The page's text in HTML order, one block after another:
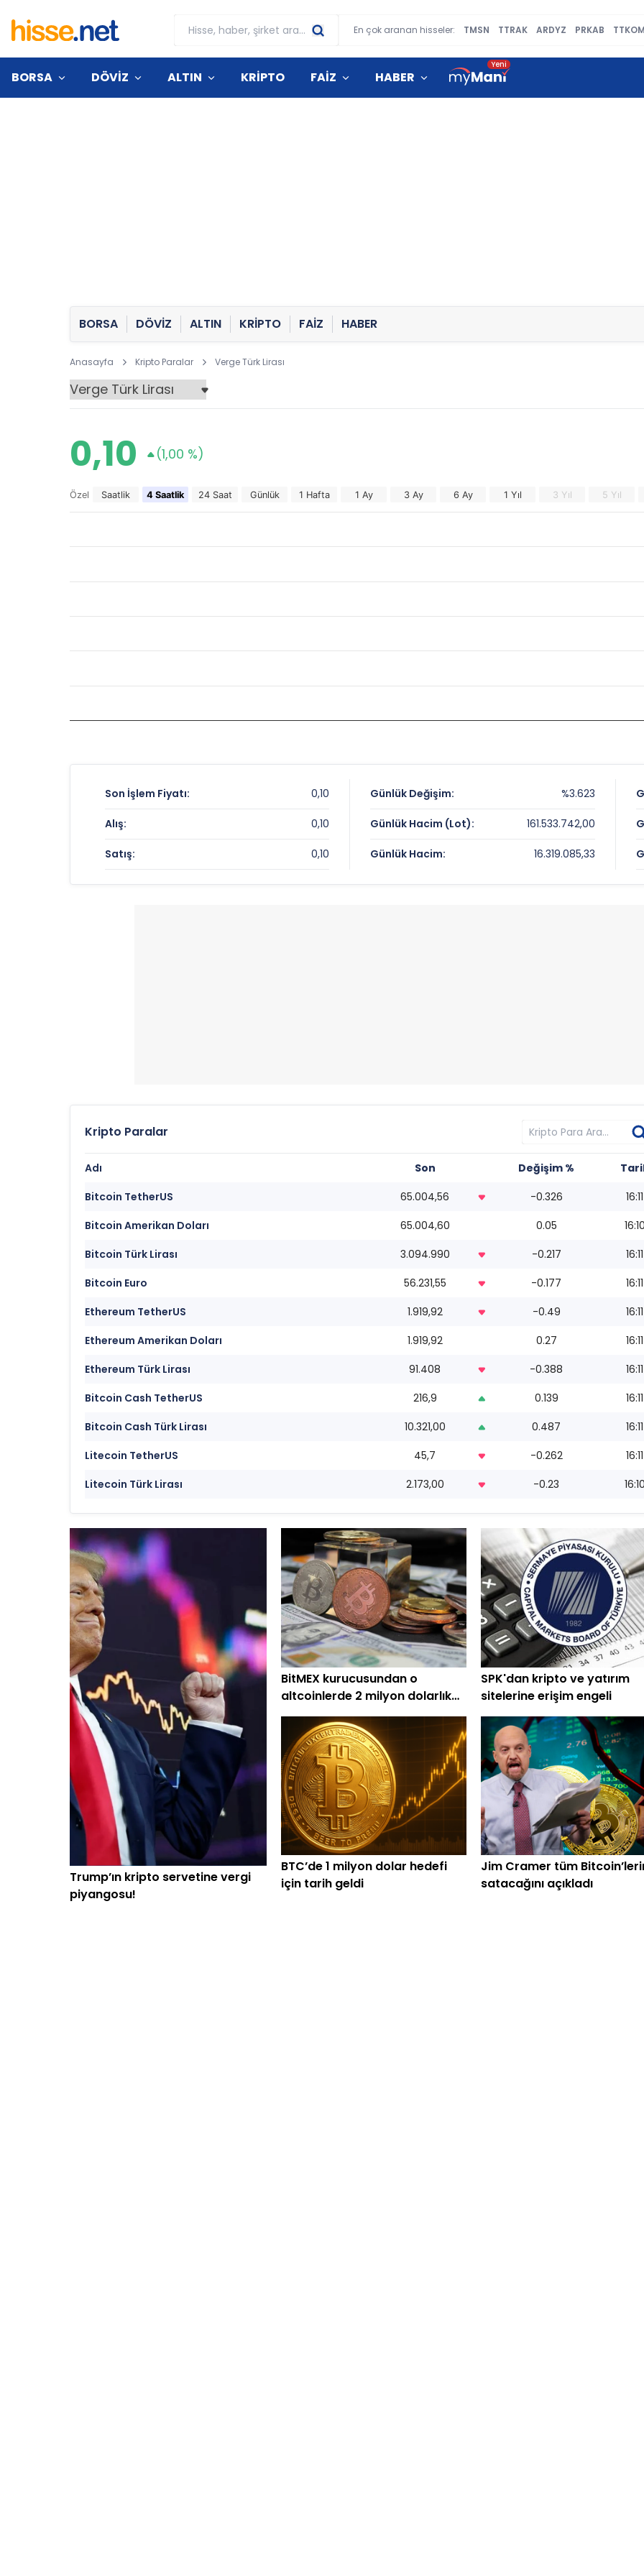
En çok aranan hisseler: TMSN TTRAK ARDYZ PRKAB
BORSA DÖVİZ ALTIN KRİPTO FAİZ HABER
BORSA DÖVİZ ALTIN KRİPTO FAİZ HABER
Anasayfa Kripto Paralar Verge Türk Lirası
0,10 (1,00 %)
Özel Saatlik 4 Saatlik 24 Saat Günlük 1 Hafta 1 Ay 3 Ay 6 Ay 1 Yıl 3 Yıl 5 Yıl
Son İşlem Fiyatı: 0,10
Alış: 0,10
Satış: 0,10
Günlük Değişim: %3.623
Günlük Hacim (Lot): 161.533.742,00
Günlük Hacim: 16.319.085,33
Kripto Paralar
Adı Son Değişim %
Bitcoin TetherUS
65.004,56 -0.326
16:11
Bitcoin Amerikan Doları
65.004,60 0.05
Bitcoin Türk Lirası
3.094.990 -0.217
16:11
Bitcoin Euro
56.231,55 -0.177
16:11
Ethereum TetherUS
1.919,92 -0.49
16:11
Ethereum Amerikan Doları
1.919,92 0.27
16:11
Ethereum Türk Lirası
91.408 -0.388
16:11
Bitcoin Cash TetherUS
216,9 0.139
16:11
Bitcoin Cash Türk Lirası
10.321,00 0.487
16:11
Litecoin TetherUS
45,7 -0.262
16:11
Litecoin Türk Lirası
2.173,00 -0.23
Trump’ın kripto servetine vergi
piyangosu!
BitMEX kurucusundan o
altcoinlerde 2 milyon dolarlık
alım
SPK'dan kripto ve yatırım
sitelerine erişim engeli
BTC’de 1 milyon dolar hedefi
için tarih geldi
Jim Cramer tüm
satacağını açıkladı